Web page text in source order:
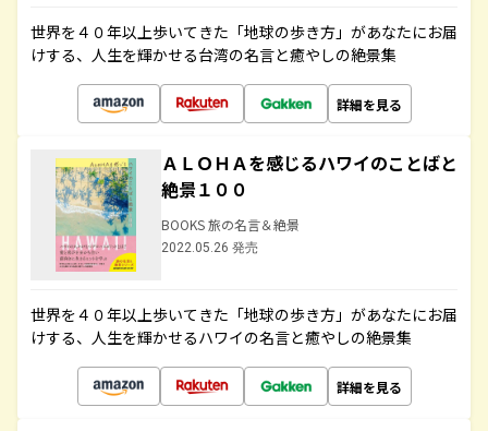
世界を４０年以上歩いてきた「地球の歩き方」があなたにお届
けする、人生を輝かせる台湾の名言と癒やしの絶景集
詳細を見る
ＡＬＯＨＡを感じるハワイのことばと
絶景１００
BOOKS 旅の名言＆絶景
2022.05.26 発売
世界を４０年以上歩いてきた「地球の歩き方」があなたにお届
けする、人生を輝かせるハワイの名言と癒やしの絶景集
詳細を見る